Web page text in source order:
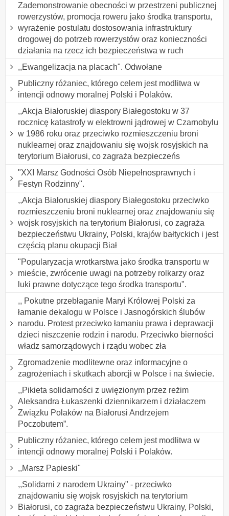
Zademonstrowanie obecności w przestrzeni publicznej
rowerzystów, promocja roweru jako środka transportu,
wyrażenie postulatu dostosowania infrastruktury
drogowej do potrzeb rowerzystów oraz konieczności
działania na rzecz ich bezpieczeństwa w ruch
,,Ewangelizacja na placach". Odwołane
Publiczny różaniec, którego celem jest modlitwa w
intencji odnowy moralnej Polski i Polaków.
,,Akcja Białoruskiej diaspory Białegostoku w 37
rocznicę katastrofy w elektrowni jądrowej w Czarnobylu
w 1986 roku oraz przeciwko rozmieszczeniu broni
nuklearnej oraz znajdowaniu się wojsk rosyjskich na
terytorium Białorusi, co zagraża bezpieczeńs
"XXI Marsz Godności Osób Niepełnosprawnych i
Festyn Rodzinny".
,,Akcja Białoruskiej diaspory Białegostoku przeciwko
rozmieszczeniu broni nuklearnej oraz znajdowaniu się
wojsk rosyjskich na terytorium Białorusi, co zagraża
bezpieczeństwu Ukrainy, Polski, krajów bałtyckich i jest
częścią planu okupacji Biał
"Popularyzacja wrotkarstwa jako środka transportu w
mieście, zwrócenie uwagi na potrzeby rolkarzy oraz
luki prawne dotyczące tego środka transportu".
,, Pokutne przebłaganie Maryi Królowej Polski za
łamanie dekalogu w Polsce i Jasnogórskich ślubów
narodu. Protest przeciwko łamaniu prawa i deprawacji
dzieci niszczenie rodzin i narodu. Przeciwko bierności
władz samorządowych i rządu wobec zła
Zgromadzenie modlitewne oraz informacyjne o
zagrożeniach i skutkach aborcji w Polsce i na świecie.
,,Pikieta solidarności z uwięzionym przez reżim
Aleksandra Łukaszenki dziennikarzem i działaczem
Związku Polaków na Białorusi Andrzejem
Poczobutem”.
Publiczny różaniec, którego celem jest modlitwa w
intencji odnowy moralnej Polski i Polaków.
,,Marsz Papieski"
,,Solidarni z narodem Ukrainy" - przeciwko
znajdowaniu się wojsk rosyjskich na terytorium
Białorusi, co zagraża bezpieczeństwu Ukrainy, Polski,